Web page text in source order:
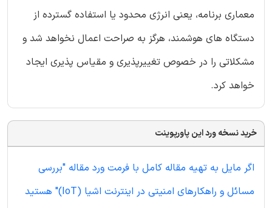
معماری برنامه، یعنی انرژی محدود یا استفاده گسترده از
دستگاه های هوشمند، هرگز به صراحت اعمال نخواهد شد و
مشکلاتی را در خصوص تغییرپذیری و مقیاس پذیری ایجاد
خواهد کرد.
خرید نسخه ورد این پاورپوینت
اگر مایل به تهیه مقاله کامل با فرمت ورد مقاله "بررسی
مسائل و راهکارهای امنیتی در اینترنت اشیا (IoT)" هستید